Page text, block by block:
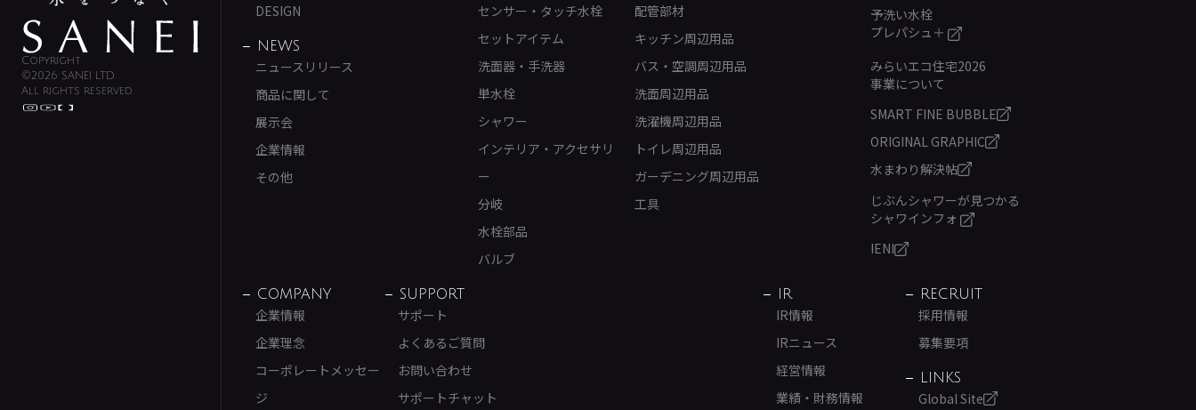
Copyright
©2026 SANEI LTD.
All rights reserved.
DESIGN
NEWS
ニュースリリース
商品に関して
展示会
企業情報
その他
センサー・タッチ水栓
セットアイテム
洗面器・手洗器
単水栓
シャワー
インテリア・アクセサリ
ー
分岐
水栓部品
バルブ
配管部材
キッチン周辺用品
バス・空調周辺用品
洗面周辺用品
洗濯機周辺用品
トイレ周辺用品
ガーデニング周辺用品
工具
予洗い水栓
プレパシュ＋
みらいエコ住宅2026
事業について
SMART FINE BUBBLE
ORIGINAL GRAPHIC
水まわり解決帖
じぶんシャワーが見つかる
シャワインフォ
IENI
COMPANY
企業情報
企業理念
コーポレートメッセー
ジ
SUPPORT
サポート
よくあるご質問
お問い合わせ
サポートチャット
IR
IR情報
IRニュース
経営情報
業績・財務情報
RECRUIT
採用情報
募集要項
LINKS
Global Site